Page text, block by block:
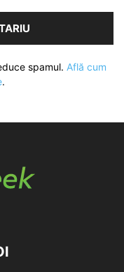
spamul. Află cum
.